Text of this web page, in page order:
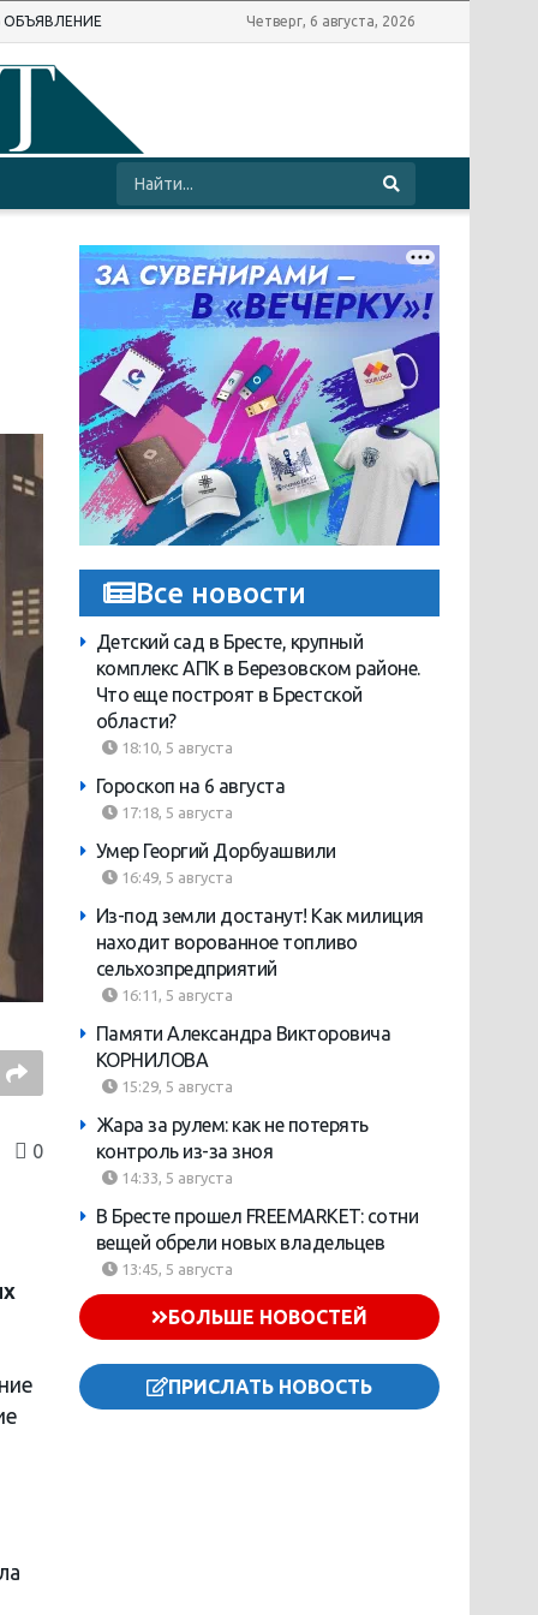
ОБЪЯВЛЕНИЕ Четверг, 6 августа, 2026
0
Все новости
Детский сад в Бресте, крупный
комплекс АПК в Березовском районе.
Что еще построят в Брестской
области?
18:10, 5 августа
Гороскоп на 6 августа
17:18, 5 августа
Умер Георгий Дорбуашвили
16:49, 5 августа
Из-под земли достанут! Как милиция
находит ворованное топливо
сельхозпредприятий
16:11, 5 августа
Памяти Александра Викторовича
КОРНИЛОВА
15:29, 5 августа
Жара за рулем: как не потерять
контроль из-за зноя
14:33, 5 августа
В Бресте прошел FREEMARKET: сотни
вещей обрели новых владельцев
13:45, 5 августа
БОЛЬШЕ НОВОСТЕЙ
ПРИСЛАТЬ НОВОСТЬ